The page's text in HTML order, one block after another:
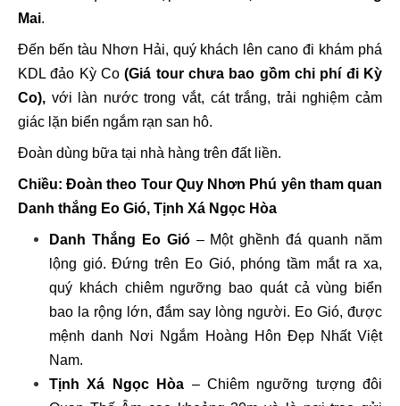
Mai.
Đến bến tàu Nhơn Hải, quý khách lên cano đi khám phá
KDL đảo Kỳ Co(Giá tour chưa bao gồm chi phí đi Kỳ
Co), với làn nước trong vắt, cát trắng, trải nghiệm cảm
giác lặn biển ngắm rạn san hô.
Đoàn dùng bữa tại nhà hàng trên đất liền.
Chiều: Đoàn theo Tour Quy Nhơn Phú yên tham quan
Danh thắng Eo Gió, Tịnh Xá Ngọc Hòa
Danh Thắng Eo Gió– Một ghềnh đá quanh năm
lộng gió. Đứng trên Eo Gió, phóng tầm mắt ra xa,
quý khách chiêm ngưỡng bao quát cả vùng biển
bao la rộng lớn, đắm say lòng người. Eo Gió, được
mệnh danh Nơi Ngắm Hoàng Hôn Đẹp Nhất Việt
Nam.
Tịnh Xá Ngọc Hòa – Chiêm ngưỡng tượng đôi